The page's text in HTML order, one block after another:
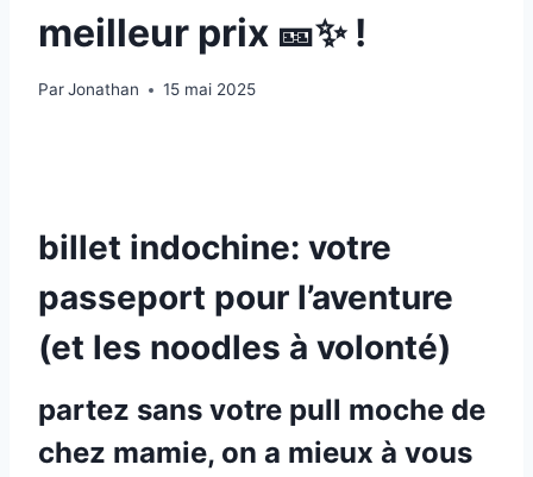
meilleur prix 🎫✨ !
ParJonathan 15 mai 2025
billet indochine: votre
passeport pour l’aventure
(et les noodles à volonté)
partez sans votre pull moche de
chez mamie, on a mieux à vous